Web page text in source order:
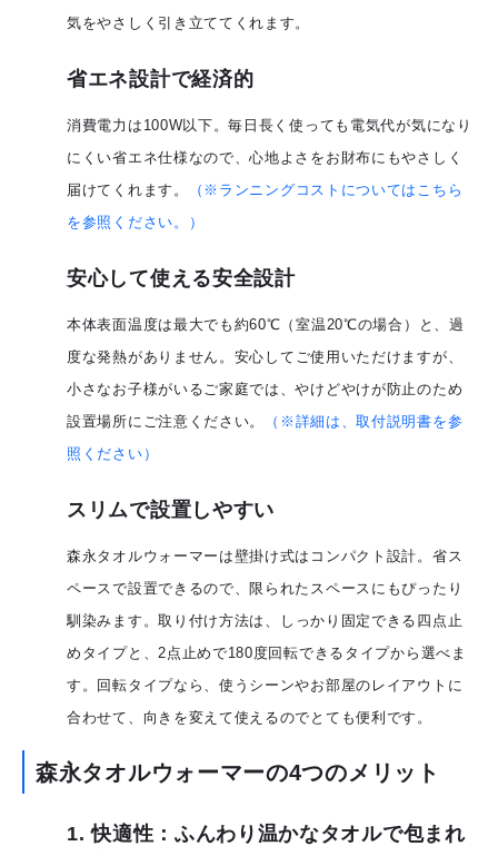
気をやさしく引き立ててくれます。
省エネ設計で経済的
消費電力は100W以下。毎日長く使っても電気代が気になり
にくい省エネ仕様なので、心地よさをお財布にもやさしく
届けてくれます。
（※ランニングコストについてはこちら
を参照ください。）
安心して使える安全設計
本体表面温度は最大でも約60℃（室温20℃の場合）と、過
度な発熱がありません。 安心してご使用いただけますが、
小さなお子様がいるご家庭では、やけどやけが防止のため
設置場所にご注意ください。
（※詳細は、取付説明書を参
照ください）
スリムで設置しやすい
森永タオルウォーマーは壁掛け式はコンパクト設計。省ス
ペースで設置できるので、限られたスペースにもぴったり
馴染みます。取り付け方法は、しっかり固定できる四点止
めタイプと、2点止めで180度回転できるタイプから選べま
す。回転タイプなら、使うシーンやお部屋のレイアウトに
合わせて、向きを変えて使えるのでとても便利です。
森永タオルウォーマーの4つのメリット
1. 快適性：ふんわり温かなタオルで包まれ